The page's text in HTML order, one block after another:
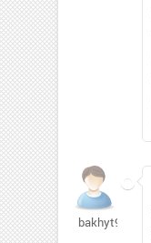
bakhyt963158